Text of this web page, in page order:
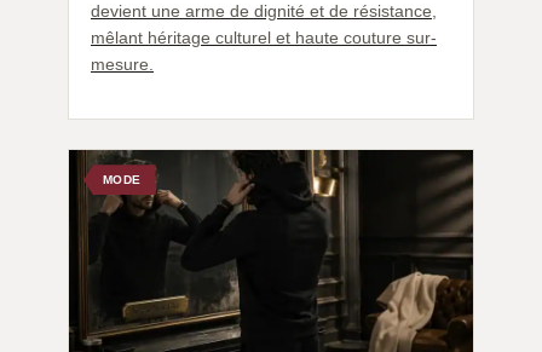
devient une arme de dignité et de résistance,
mêlant héritage culturel et haute couture sur-
mesure.
MODE